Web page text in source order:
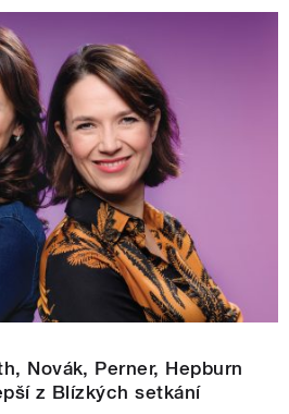
Novák, Perner, Hepburn
z Blízkých setkání